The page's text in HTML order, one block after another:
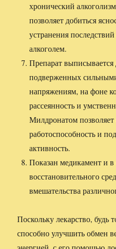
хронический
позволяет добиться
устранения
алкоголем.
Препарат выписывается
подверженных
напряжениям, на фоне
рассеянность и
Милдронатом
работоспособность и
активность.
Показан медикамент и в
восстановительного
вмешательства
Поскольку лекарство, будь
способно улучшить обмен